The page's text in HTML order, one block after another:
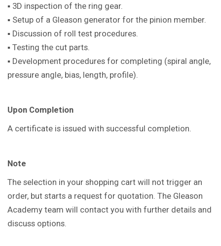
▪ 3D inspection of the ring gear.
▪ Setup of a Gleason generator for the pinion member.
▪ Discussion of roll test procedures.
▪ Testing the cut parts.
▪ Development procedures for completing (spiral angle,
pressure angle, bias, length, profile).
Upon Completion
A certificate is issued with successful completion.
Note
The selection in your shopping cart will not trigger an
order, but starts a request for quotation. The Gleason
Academy team will contact you with further details and
discuss options.